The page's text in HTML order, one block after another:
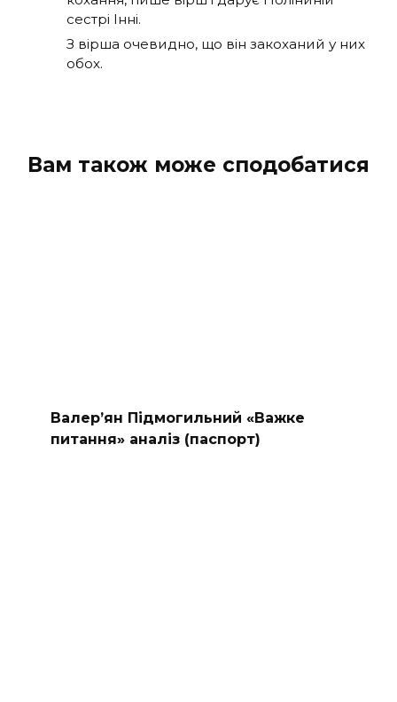
сестрі Інні.
З вірша очевидно, що він закоханий у них
обох.
Вам також може сподобатися
Валер’ян Підмогильний «Важке
питання» аналіз (паспорт)